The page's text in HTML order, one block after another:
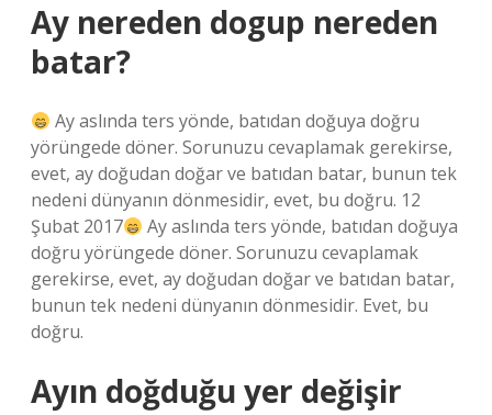
Ay nereden dogup nereden
batar?
Ay aslında ters yönde, batıdan doğuya doğru
yörüngede döner. Sorunuzu cevaplamak gerekirse,
evet, ay doğudan doğar ve batıdan batar, bunun tek
nedeni dünyanın dönmesidir, evet, bu doğru. 12
Şubat 2017
Ay aslında ters yönde, batıdan doğuya
doğru yörüngede döner. Sorunuzu cevaplamak
gerekirse, evet, ay doğudan doğar ve batıdan batar,
bunun tek nedeni dünyanın dönmesidir. Evet, bu
doğru.
Ayın doğduğu yer değişir